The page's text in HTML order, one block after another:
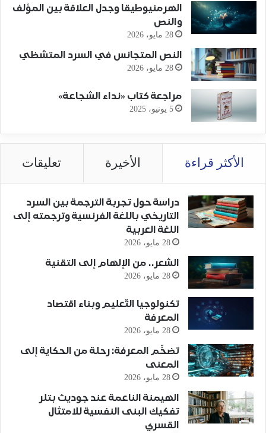
الهرمنيوطيقا وجدل العلاقة بين المؤلف
والنص
28 مايو، 2026
النص المتجانس في السرد المتشظي
28 مايو، 2026
مراجعة كتاب «نداء الشجاعة»
5 يونيو، 2025
الأكثر قراءة الأخيرة تعليقات
دراسة حول تجربة الترجمة بين السرد
التاريخي باللغة الفرنسية وترجمته إلى
اللغة العربية
28 مايو، 2026
الشعر.. من الإلهام إلى التقنية
28 مايو، 2026
تكنولوجيا التّعليم وبناء اقتصاد
المعرفة
28 مايو، 2026
تضخّم المعرفة: رحلة من الحكاية إلى
المعنى
28 مايو، 2026
الهيمنة الناعمة عند جوديث بتلر
تفكيك البنى النفسية للامتثال
القسري